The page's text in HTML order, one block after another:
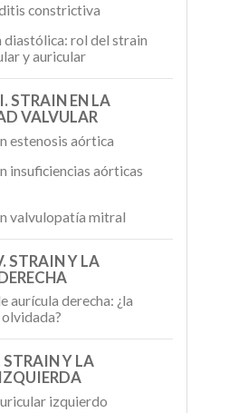
constrictiva
diastólica: rol del strain
y auricular
STRAIN EN LA
VALVULAR
estenosis aórtica
insuficiencias aórticas
valvulopatía mitral
STRAIN Y LA
aurícula derecha: ¿la
STRAIN Y LA
izquierdo